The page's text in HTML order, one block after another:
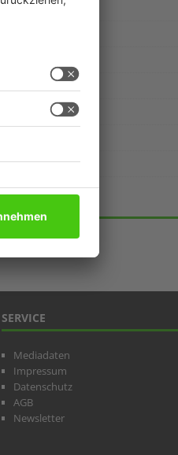
Allgemein
Panorama
Weitblick
SERVICE
Mediadaten
Impressum
Datenschutz
AGB
Newsletter